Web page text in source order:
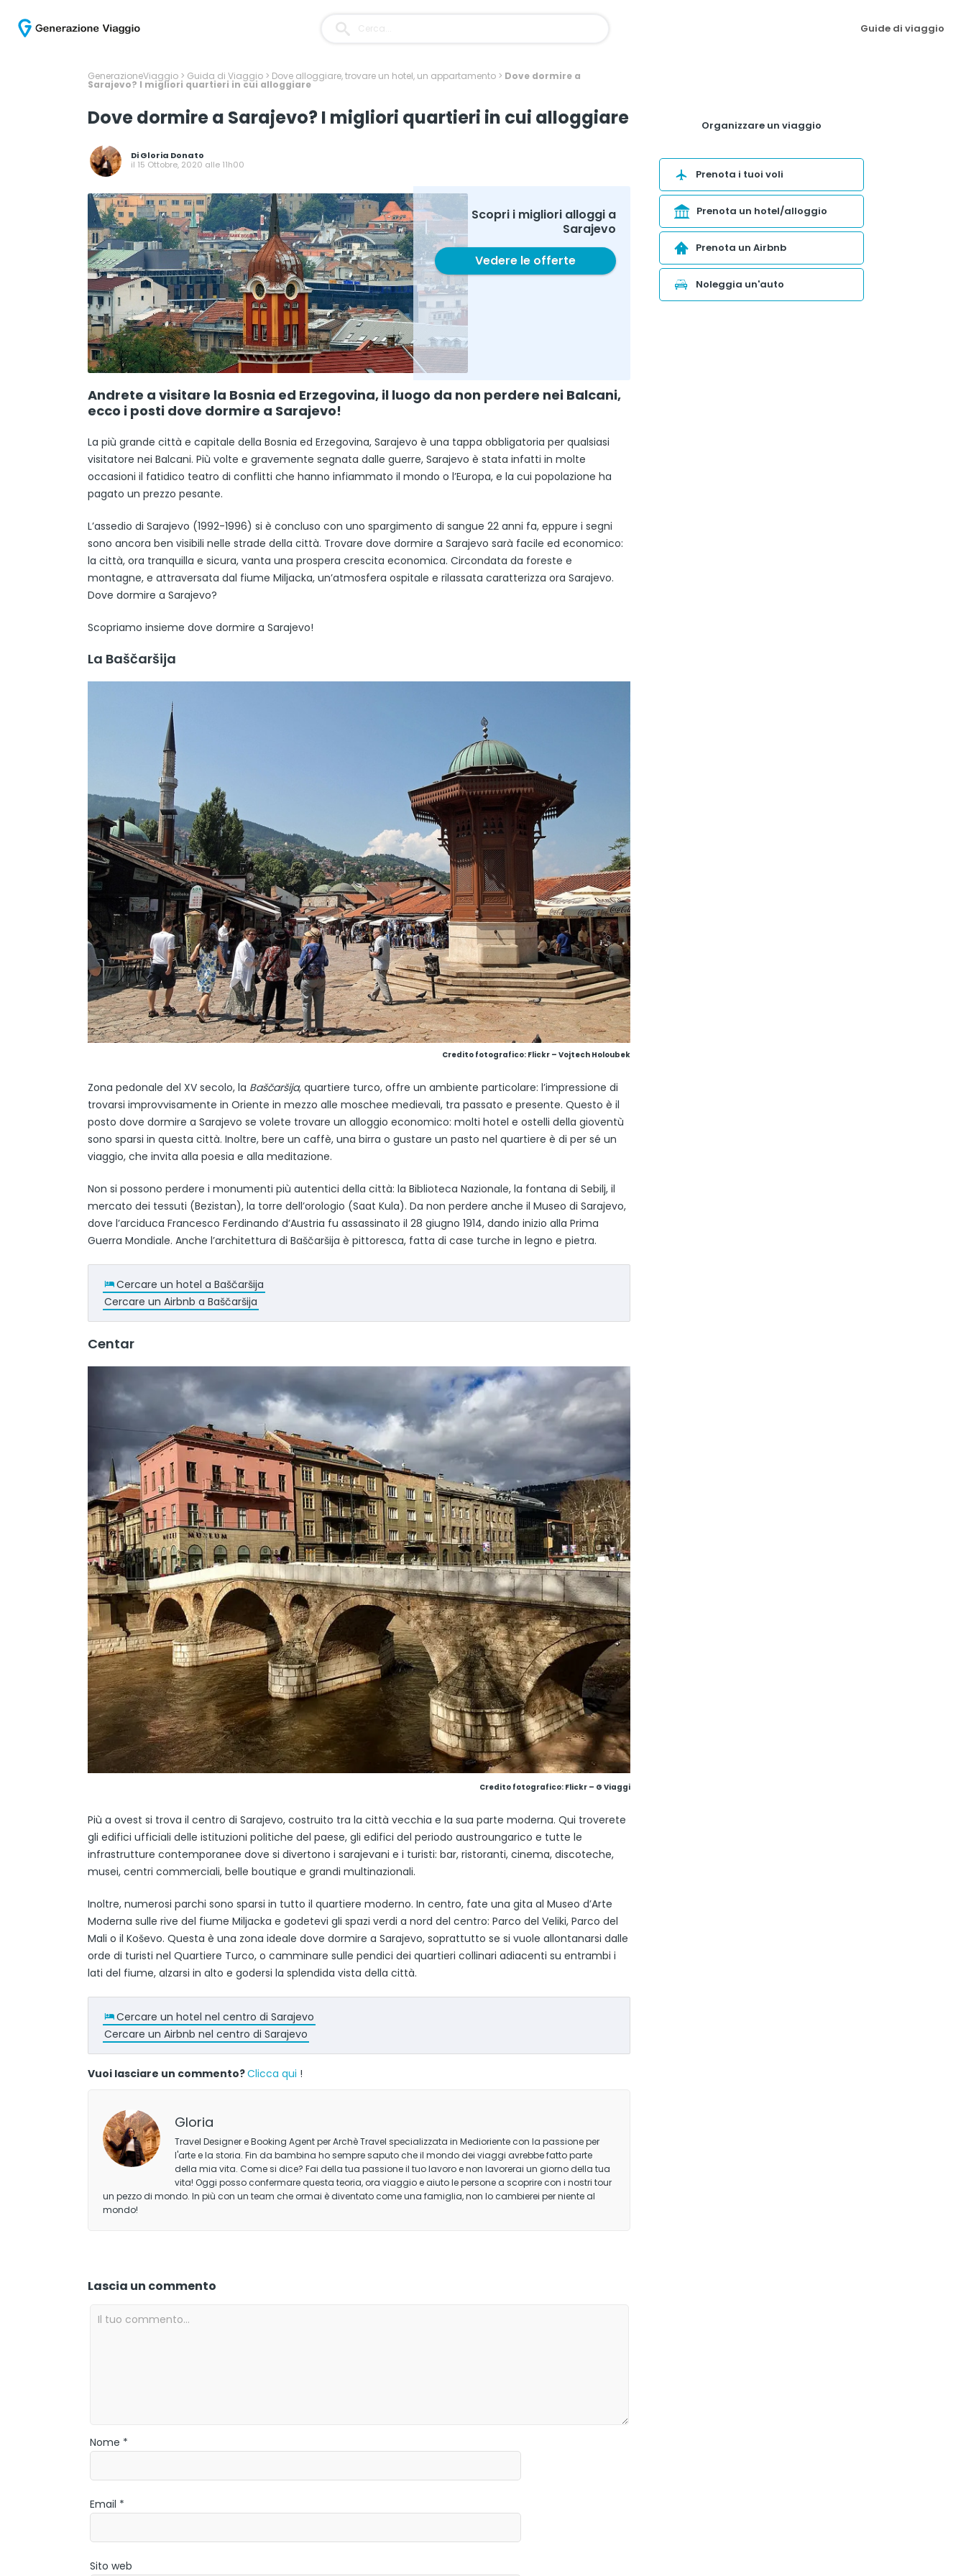
Guide di viaggio
GenerazioneViaggio > Guida di Viaggio > Dove alloggiare, trovare un hotel, un appartamento > Dove dormire a
Sarajevo? I migliori quartieri in cui alloggiare
Dove dormire a Sarajevo? I migliori quartieri in cui alloggiare
DiGloria Donato
il 15 Ottobre, 2020 alle 11h00
Scopri i migliori alloggi a
Sarajevo
Vedere le offerte
Andrete a visitare la Bosnia ed Erzegovina, il luogo da non perdere nei Balcani,
ecco i posti dove dormire a Sarajevo!
La più grande città e capitale della Bosnia ed Erzegovina, Sarajevo è una tappa obbligatoria per qualsiasi
visitatore nei Balcani. Più volte e gravemente segnata dalle guerre, Sarajevo è stata infatti in molte
occasioni il fatidico teatro di conflitti che hanno infiammato il mondo o l’Europa, e la cui popolazione ha
pagato un prezzo pesante.
L’assedio di Sarajevo (1992-1996) si è concluso con uno spargimento di sangue 22 anni fa, eppure i segni
sono ancora ben visibili nelle strade della città. Trovare dove dormire a Sarajevo sarà facile ed economico:
la città, ora tranquilla e sicura, vanta una prospera crescita economica. Circondata da foreste e
montagne, e attraversata dal fiume Miljacka, un’atmosfera ospitale e rilassata caratterizza ora Sarajevo.
Dove dormire a Sarajevo?
Scopriamo insieme dove dormire a Sarajevo!
La Baščaršija
Credito fotografico: Flickr – Vojtech Holoubek
Zona pedonale del XV secolo, la Baščaršija, quartiere turco, offre un ambiente particolare: l’impressione di
trovarsi improvvisamente in Oriente in mezzo alle moschee medievali, tra passato e presente. Questo è il
posto dove dormire a Sarajevo se volete trovare un alloggio economico: molti hotel e ostelli della gioventù
sono sparsi in questa città. Inoltre, bere un caffè, una birra o gustare un pasto nel quartiere è di per sé un
viaggio, che invita alla poesia e alla meditazione.
Non si possono perdere i monumenti più autentici della città: la Biblioteca Nazionale, la fontana di Sebilj, il
mercato dei tessuti (Bezistan), la torre dell’orologio (Saat Kula). Da non perdere anche il Museo di Sarajevo,
dove l’arciduca Francesco Ferdinando d’Austria fu assassinato il 28 giugno 1914, dando inizio alla Prima
Guerra Mondiale. Anche l’architettura di Baščaršija è pittoresca, fatta di case turche in legno e pietra.
Cercare un hotel a Baščaršija
Cercare un Airbnb a Baščaršija
Centar
Credito fotografico: Flickr – G Viaggi
Più a ovest si trova il centro di Sarajevo, costruito tra la città vecchia e la sua parte moderna. Qui troverete
gli edifici ufficiali delle istituzioni politiche del paese, gli edifici del periodo austroungarico e tutte le
infrastrutture contemporanee dove si divertono i sarajevani e i turisti: bar, ristoranti, cinema, discoteche,
musei, centri commerciali, belle boutique e grandi multinazionali.
Inoltre, numerosi parchi sono sparsi in tutto il quartiere moderno. In centro, fate una gita al Museo d’Arte
Moderna sulle rive del fiume Miljacka e godetevi gli spazi verdi a nord del centro: Parco del Veliki, Parco del
Mali o il Koševo. Questa è una zona ideale dove dormire a Sarajevo, soprattutto se si vuole allontanarsi dalle
orde di turisti nel Quartiere Turco, o camminare sulle pendici dei quartieri collinari adiacenti su entrambi i
lati del fiume, alzarsi in alto e godersi la splendida vista della città.
Cercare un hotel nel centro di Sarajevo
Cercare un Airbnb nel centro di Sarajevo
Vuoi lasciare un commento?Clicca qui !
Gloria
Travel Designer e Booking Agent per Archè Travel specializzata in Medioriente con la passione per
l'arte e la storia. Fin da bambina ho sempre saputo che il mondo dei viaggi avrebbe fatto parte
della mia vita. Come si dice? Fai della tua passione il tuo lavoro e non lavorerai un giorno della tua
vita! Oggi posso confermare questa teoria, ora viaggio e aiuto le persone a scoprire con i nostri tour
un pezzo di mondo. In più con un team che ormai è diventato come una famiglia, non lo cambierei per niente al
mondo!
Lascia un commento
Nome *
Email *
Sito web
Organizzare un viaggio
Prenota i tuoi voli
Prenota un hotel/alloggio
Prenota un Airbnb
Noleggia un'auto